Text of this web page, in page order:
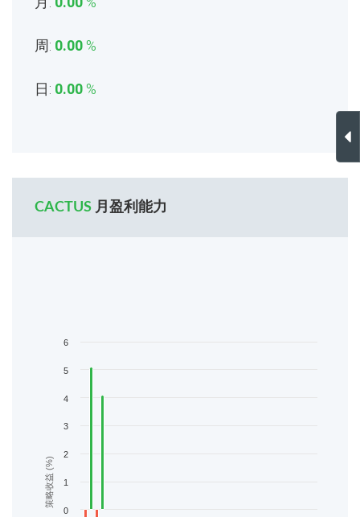
周: 0.00 %
日: 0.00 %
CACTUS 月盈利能力
策略收益 (%)
0
1
2
3
4
5
6